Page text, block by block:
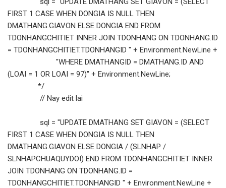
FIRST 1 CASE WHEN DONGIA IS NULL THEN
DMATHANG.GIAVON ELSE DONGIA END FROM
TDONHANGCHITIET INNER JOIN TDONHANG ON TDONHANG.ID
= TDONHANGCHITIET.TDONHANGID " + Environment.NewLine +
"WHERE DMATHANGID = DMATHANG.ID AND
(LOAI = 1 OR LOAI = 97)" + Environment.NewLine;
*/
// Nay edit lai
sql = "UPDATE DMATHANG SET GIAVON = (SELECT
FIRST 1 CASE WHEN DONGIA IS NULL THEN
DMATHANG.GIAVON ELSE DONGIA / (SLNHAP /
SLNHAPCHUAQUYDOI) END FROM TDONHANGCHITIET INNER
JOIN TDONHANG ON TDONHANG.ID =
TDONHANGCHITIET.TDONHANGID " + Environment.NewLine +